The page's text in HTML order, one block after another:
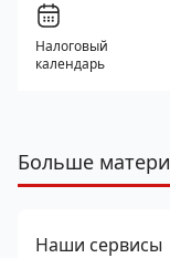
Налоговый
календарь
Больше
Наши сервисы